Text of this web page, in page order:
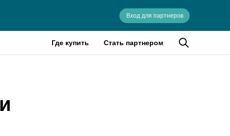
Вход для партнеров
Где купить Стать партнером